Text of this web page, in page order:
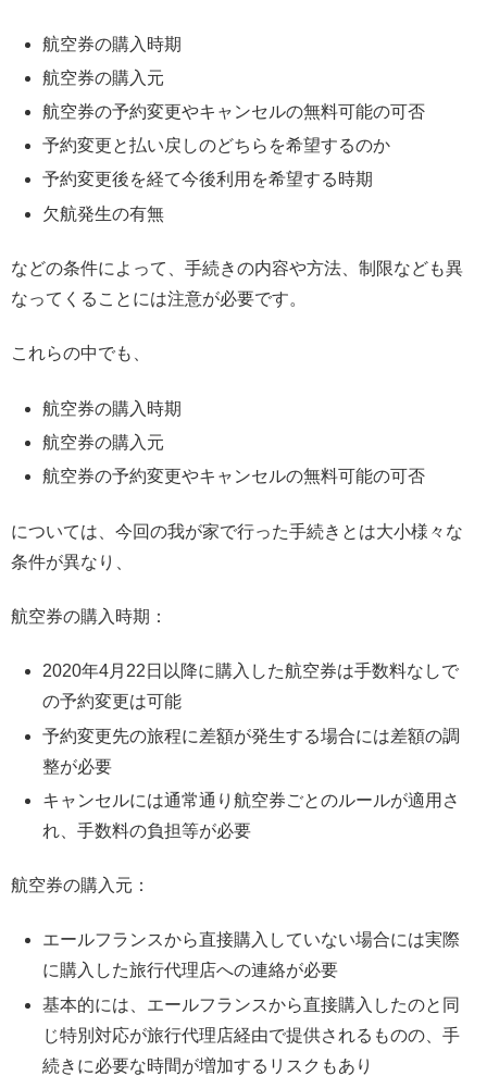
航空券の購入時期
航空券の購入元
航空券の予約変更やキャンセルの無料可能の可否
予約変更と払い戻しのどちらを希望するのか
予約変更後を経て今後利用を希望する時期
欠航発生の有無
などの条件によって、手続きの内容や方法、制限なども異
なってくることには注意が必要です。
これらの中でも、
航空券の購入時期
航空券の購入元
航空券の予約変更やキャンセルの無料可能の可否
については、今回の我が家で行った手続きとは大小様々な
条件が異なり、
航空券の購入時期：
2020年4月22日以降に購入した航空券は手数料なしで
の予約変更は可能
予約変更先の旅程に差額が発生する場合には差額の調
整が必要
キャンセルには通常通り航空券ごとのルールが適用さ
れ、手数料の負担等が必要
航空券の購入元：
エールフランスから直接購入していない場合には実際
に購入した旅行代理店への連絡が必要
基本的には、エールフランスから直接購入したのと同
じ特別対応が旅行代理店経由で提供されるものの、手
続きに必要な時間が増加するリスクもあり